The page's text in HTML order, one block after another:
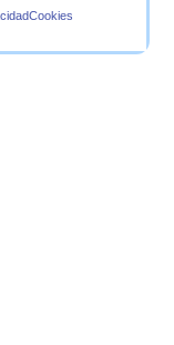
Cookies